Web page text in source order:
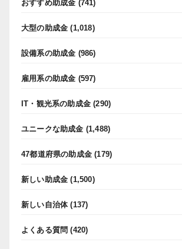
おすすめ助成金 (741)
大型の助成金 (1,018)
設備系の助成金 (986)
雇用系の助成金 (597)
IT・観光系の助成金 (290)
ユニークな助成金 (1,488)
47都道府県の助成金 (179)
新しい助成金 (1,500)
新しい自治体(137)
よくある質問 (420)